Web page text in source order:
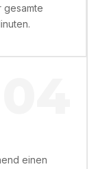
gesamte
einen